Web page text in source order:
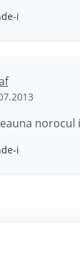
i
norocul
i